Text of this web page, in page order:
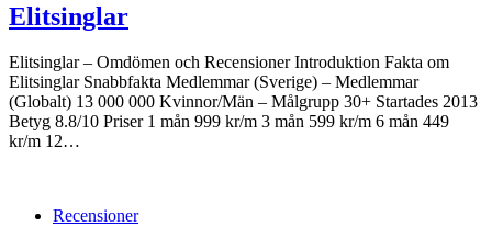
Elitsinglar
Elitsinglar – Omdömen och Recensioner Introduktion Fakta om
Elitsinglar Snabbfakta Medlemmar (Sverige) – Medlemmar
(Globalt) 13 000 000 Kvinnor/Män – Målgrupp 30+ Startades 2013
Betyg 8.8/10 Priser 1 mån 999 kr/m 3 mån 599 kr/m 6 mån 449
kr/m 12…
Recensioner